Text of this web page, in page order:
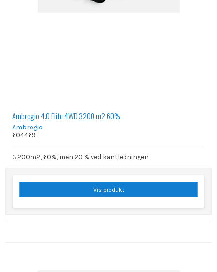
Ambrogio 4.0 Elite 4WD 3200 m2 60%
Ambrogio
604469
3.200m2, 60%, men 20 % ved kantledningen
Vis produkt